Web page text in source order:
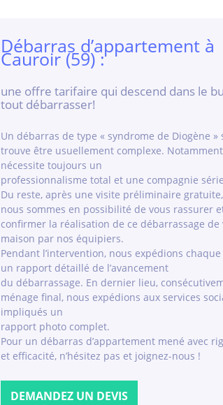
Débarras d’appartement à
Cauroir (59) :
une offre tarifaire qui descend dans le
tout débarrasser!
Un débarras de type « syndrome de Diogène »
trouve être usuellement complexe.
nécessite toujours un
professionnalisme total et une compagnie
Du reste, après une visite préliminaire gratuite,
nous sommes en possibilité de vous rassurer
confirmer la réalisation de ce débarrassage de
maison par nos équipiers.
Pendant l’intervention, nous expédions
un rapport détaillé de l’avancement
du débarrassage. En dernier lieu,
ménage final, nous expédions aux services
impliqués un
rapport photo complet.
Pour un débarras d’appartement mené avec
et efficacité, n’hésitez pas et joignez-nous !
DEMANDEZ UN DEVIS